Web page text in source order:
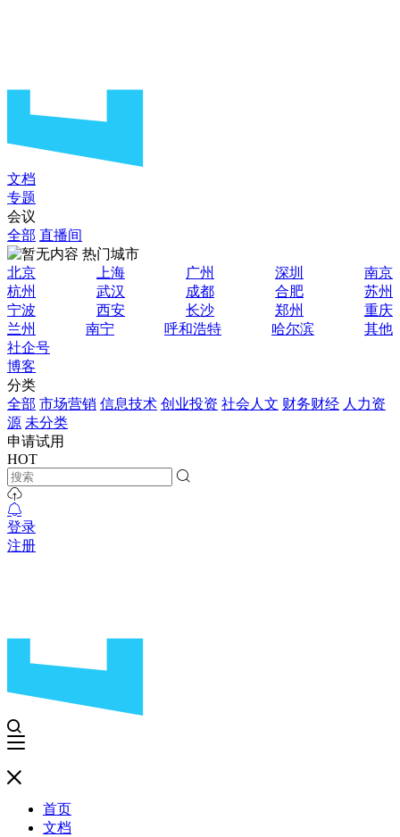
文档
专题
会议
全部 直播间
热门城市
北京
上海 广州 深圳
南京
杭州
武汉 成都 合肥
苏州
宁波
西安 长沙 郑州
重庆
兰州
南宁 呼和浩特 哈尔滨
其他
社企号
博客
分类
全部 市场营销 信息技术 创业投资 社会人文 财务财经 人力资
源 未分类
申请试用
HOT
登录
注册
首页
文档